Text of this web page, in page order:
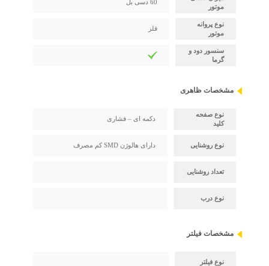
موتور
60 دسی بل
نوع پروانه
موتور
فلز
سنسور دود و
گرما
مشخصات ظاهری
نوع صفحه
کلید
دکمه ای – فشاری
نوع روشنایی دارای هالوژن SMD کم مصرف
تعداد روشنایی
نوع درب
مشخصات فیلتر
نوع فیلتر